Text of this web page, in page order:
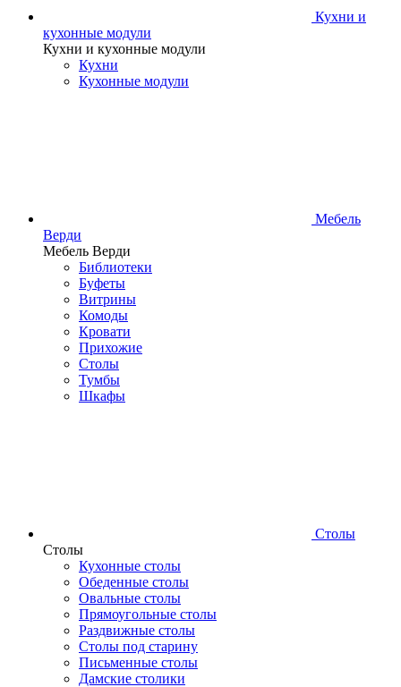
Кухни и
кухонные модули
Кухни и кухонные модули
Кухни
Кухонные модули
Мебель
Верди
Мебель Верди
Библиотеки
Буфеты
Витрины
Комоды
Кровати
Прихожие
Столы
Тумбы
Шкафы
Столы
Столы
Кухонные столы
Обеденные столы
Овальные столы
Прямоугольные столы
Раздвижные столы
Столы под старину
Письменные столы
Дамские столики